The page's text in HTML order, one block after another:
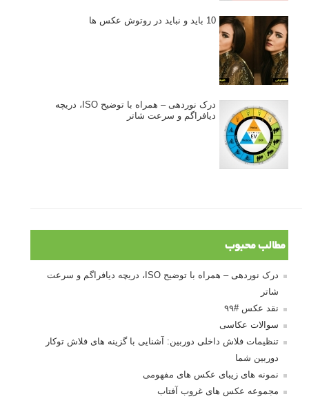
10 باید و نباید در روتوش عکس ها
درک نوردهی – همراه با توضیح ISO، دریچه
دیافراگم و سرعت شاتر
مطالب محبوب
درک نوردهی – همراه با توضیح ISO، دریچه دیافراگم و سرعت
شاتر
نقد عکس #۹۹
سوالات عکاسی
تنظیمات فلاش داخلی دوربین: آشنایی با گزینه های فلاش توکار
دوربین شما
نمونه های زیبای عکس های مفهومی
مجموعه عکس های غروب آفتاب